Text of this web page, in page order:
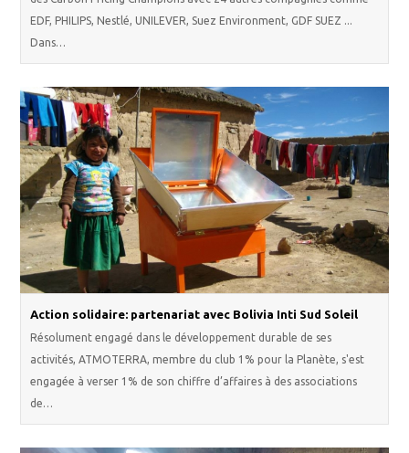
EDF, PHILIPS, Nestlé, UNILEVER, Suez Environment, GDF SUEZ ...
Dans…
Action solidaire: partenariat avec Bolivia Inti Sud Soleil
Résolument engagé dans le développement durable de ses
activités, ATMOTERRA, membre du club 1% pour la Planète, s'est
engagée à verser 1% de son chiffre d’affaires à des associations
de…